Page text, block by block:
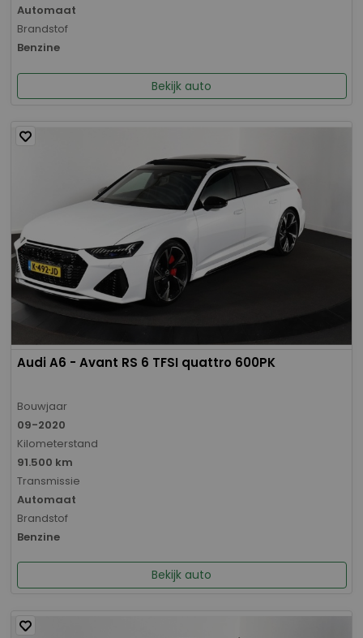
Automaat
Brandstof
Benzine
Bekijk auto
Audi A6 - Avant RS 6 TFSI quattro 600PK
Bouwjaar
09-2020
Kilometerstand
91.500 km
Transmissie
Automaat
Brandstof
Benzine
Bekijk auto